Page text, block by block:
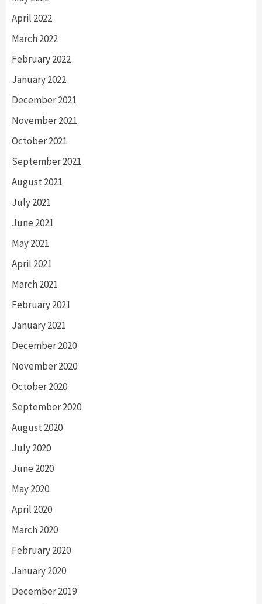
April 2022
March 2022
February 2022
January 2022
December 2021
November 2021
October 2021
September 2021
August 2021
July 2021
June 2021
May 2021
April 2021
March 2021
February 2021
January 2021
December 2020
November 2020
October 2020
September 2020
August 2020
July 2020
June 2020
May 2020
April 2020
March 2020
February 2020
January 2020
December 2019